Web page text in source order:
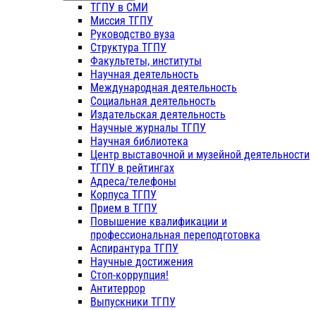
ТГПУ в СМИ
Миссия ТГПУ
Руководство вуза
Структура ТГПУ
Факультеты, институты
Научная деятельность
Международная деятельность
Социальная деятельность
Издательская деятельность
Научные журналы ТГПУ
Научная библиотека
Центр выставочной и музейной деятельности
ТГПУ в рейтингах
Адреса/телефоны
Корпуса ТГПУ
Прием в ТГПУ
Повышение квалификации и
профессиональная переподготовка
Аспирантура ТГПУ
Научные достижения
Стоп-коррупция!
Антитеррор
Выпускники ТГПУ